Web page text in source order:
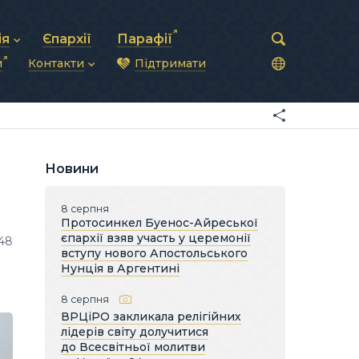
рада
та комунікації
Єпархії Парафії
Контакти
Синоди Єпископів
Патріарша курія
Підтримати
Новини
8 серпня
Протосинкел Буенос-Айреської
єпархії взяв участь у церемонії
вступу нового Апостольського
Нунція в Аргентині
8 серпня
ВРЦіРО закликала релігійних
лідерів світу долучитися
до Всесвітньої молитви